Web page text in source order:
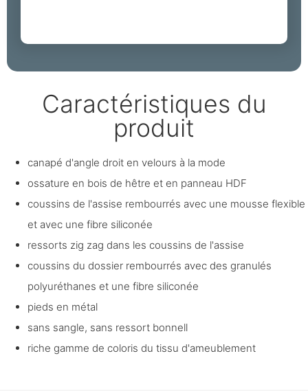
Caractéristiques du
produit
canapé d'angle droit en velours à la mode
ossature en bois de hêtre et en panneau HDF
coussins de l'assise rembourrés avec une mousse flexible
et avec une fibre siliconée
ressorts zig zag dans les coussins de l'assise
coussins du dossier rembourrés avec des granulés
polyuréthanes et une fibre siliconée
pieds en métal
sans sangle, sans ressort bonnell
riche gamme de coloris du tissu d'ameublement